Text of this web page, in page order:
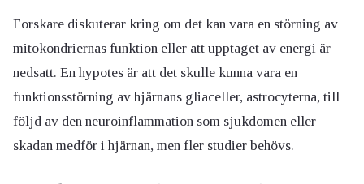
Forskare diskuterar kring om det kan vara en störning av
mitokondriernas funktion eller att upptaget av energi är
nedsatt. En hypotes är att det skulle kunna vara en
funktionsstörning av hjärnans gliaceller, astrocyterna, till
följd av den neuroinflammation som sjukdomen eller
skadan medför i hjärnan, men fler studier behövs.